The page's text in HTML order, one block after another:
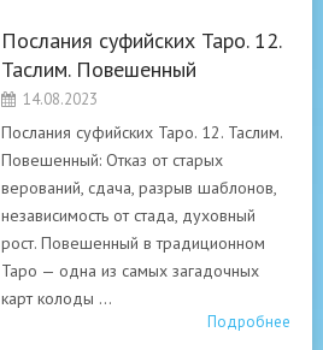
Послания суфийских Таро. 12.
Таслим. Повешенный
14.08.2023
Послания суфийских Таро. 12. Таслим.
Повешенный: Отказ от старых
верований, сдача, разрыв шаблонов,
независимость от стада, духовный
рост. Повешенный в традиционном
Таро — одна из самых загадочных
карт колоды …
Подробнее